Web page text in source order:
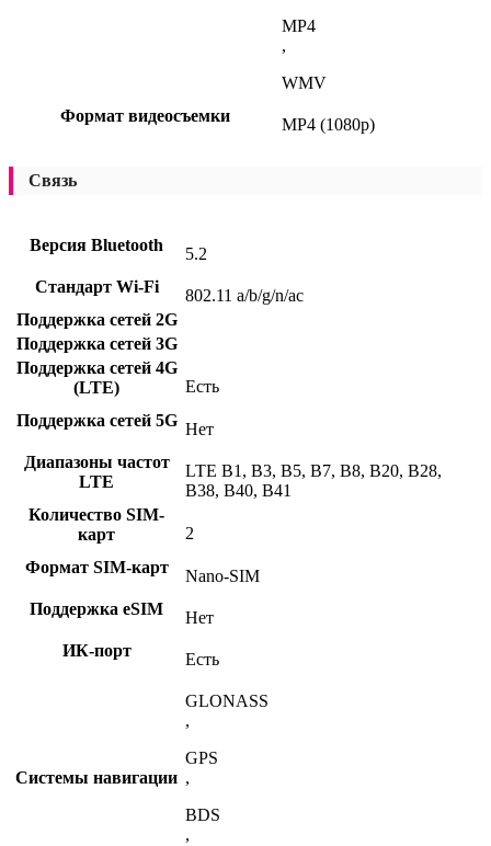
MP4
,
WMV
Формат видеосъемки
MP4 (1080p)
Связь
Версия Bluetooth
5.2
Стандарт Wi-Fi
802.11 a/b/g/n/ac
Поддержка сетей 2G
Поддержка сетей 3G
Поддержка сетей 4G
(LTE)
Есть
Поддержка сетей 5G Нет
Диапазоны частот
LTE
LTE B1, B3, B5, B7, B8, B20, B28,
B38, B40, B41
Количество SIM-
карт
2
Формат SIM-карт
Nano-SIM
Поддержка eSIM
Нет
ИК-порт
Есть
Системы навигации
GLONASS
,
GPS
,
BDS
,